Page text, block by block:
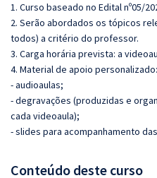
1. Curso baseado no Edital nº05/
2. Serão abordados os tópicos
todos) a critério do professor.
3. Carga horária prevista: a
4. Material de apoio personalizado:
- audioaulas;
- degravações (produzidas e
cada videoaula);
- slides para acompanhamento
Conteúdo deste curso